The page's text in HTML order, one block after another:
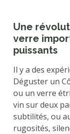
Une
verre
puissants
Il y a des
Déguster un
ou un verre
vin sur deux
subtilités, ou
rugosités,